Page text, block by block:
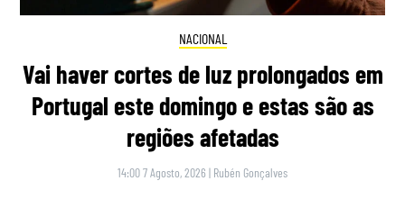
NACIONAL
Vai haver cortes de luz prolongados em
Portugal este domingo e estas são as
regiões afetadas
14:00 7 Agosto, 2026 | Rubén Gonçalves